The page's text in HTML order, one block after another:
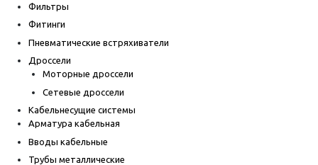
Фильтры
Фитинги
Пневматические встряхиватели
Дроссели
Моторные дроссели
Сетевые дроссели
Кабельнесущие системы
Арматура кабельная
Вводы кабельные
Трубы металлические